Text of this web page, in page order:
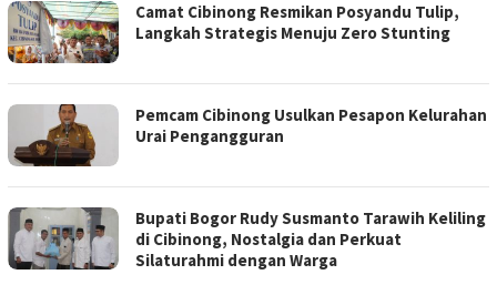
Camat Cibinong Resmikan Posyandu Tulip,
Langkah Strategis Menuju Zero Stunting
Pemcam Cibinong Usulkan Pesapon Kelurahan
Urai Pengangguran
Bupati Bogor Rudy Susmanto Tarawih Keliling
di Cibinong, Nostalgia dan Perkuat
Silaturahmi dengan Warga